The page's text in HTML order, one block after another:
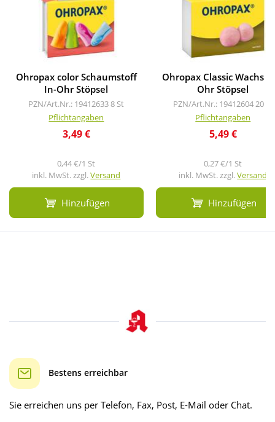
Ohropax color Schaumstoff
In-Ohr Stöpsel
PZN/Art.Nr.: 194126338 St
Pflichtangaben
3,49 €
0,44 €/1 St
inkl. MwSt. zzgl.Versand
Hinzufügen
Ohropax Classic Wachs
Ohr Stöpsel
PZN/Art.Nr.: 1941260420 St
Pflichtangaben
5,49 €
0,27 €/1 St
inkl. MwSt. zzgl.Versand
Hinzufügen
Bestens erreichbar
Sie erreichen uns per Telefon, Fax, Post, E-Mail oder Chat.